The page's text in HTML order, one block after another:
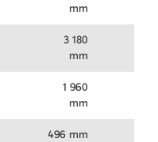
mm
3 180
mm
1 960
mm
496 mm